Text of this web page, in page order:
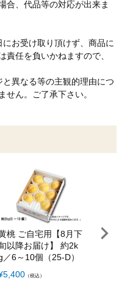
合、代品等の対応が出来ま
お受け取り頂けず、商品に
責任を負いかねますので、
異なる等の主観的理由につ
せん。ご了承下さい。
桃 ご自宅用【8月下
以降お届け】 約2k
／6～10個（25-D）
5,400 （税込）
白桃 ギ